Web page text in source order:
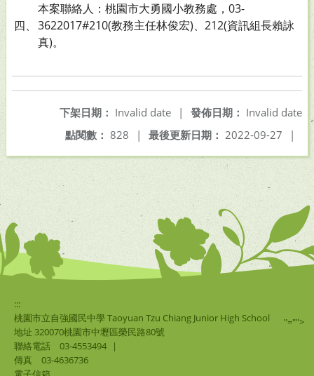
四、
本案聯絡人：桃園市大勇國小教務處，03-
3622017#210(教務主任林俊宏)、212(資訊組長賴詠
真)。
發佈日期： Invalid date
下架日期： Invalid date
|
最後更新日期： 2022-09-27 |
點閱數： 828 |
:::
桃園市立自強國民中學 Taoyuan Tzu Chiang Junior High School
地址 320070桃園市中壢區榮民路80號
聯絡電話
03-4553494
|
傳真
03-4636736
"="">